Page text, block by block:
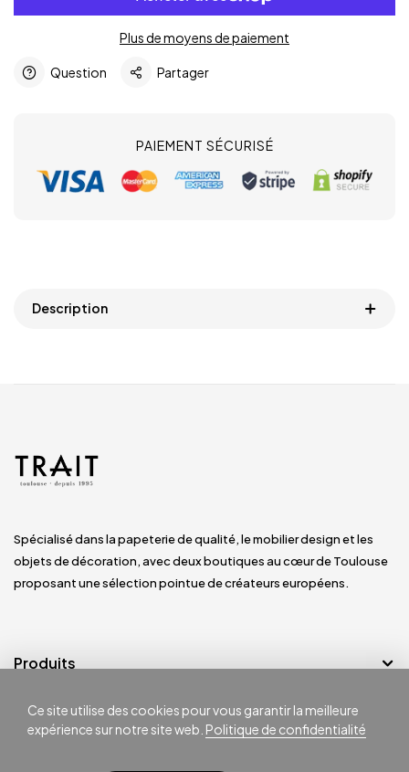
Plus de moyens de paiement
Question Partager
PAIEMENT SÉCURISÉ
Description
Spécialisé dans la papeterie de qualité, le mobilier design et les
objets de décoration, avec deux boutiques au cœur de Toulouse
proposant une sélection pointue de créateurs européens.
Produits
Notre société
Ce site utilise des cookies pour vous garantir la meilleure
expérience sur notre site web. Politique de confidentialité